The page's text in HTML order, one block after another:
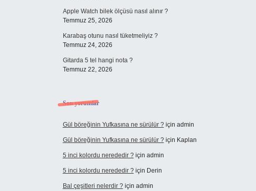
Apple Watch bilek ölçüsü nasıl alınır ?
Temmuz 25, 2026
Karabaş otunu nasıl tüketmeliyiz ?
Temmuz 24, 2026
Gitarda 5 tel hangi nota ?
Temmuz 22, 2026
Son yorumlar
Gül böreğinin Yufkasına ne sürülür ?için admin
Gül böreğinin Yufkasına ne sürülür ?için Kaplan
5 inci kolordu nerededir ?için admin
5 inci kolordu nerededir ?için Derin
Bal çeşitleri nelerdir ?için admin